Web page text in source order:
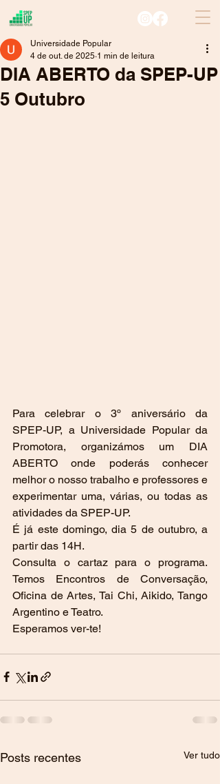
DIA ABERTO da SPEP-UP
5 Outubro
Universidade Popular
4 de out. de 2025 1 min de leitura
Para celebrar o 3º aniversário da
SPEP-UP, a Universidade Popular da
Promotora, organizámos um DIA
ABERTO onde poderás conhecer
melhor o nosso trabalho e professores e
experimentar uma, várias, ou todas as
atividades da SPEP-UP.
É já este domingo, dia 5 de outubro, a
partir das 14H.
Consulta o cartaz para o programa.
Temos Encontros de Conversação,
Oficina de Artes, Tai Chi, Aikido, Tango
Argentino e Teatro.
Esperamos ver-te!
Posts recentes Ver tudo